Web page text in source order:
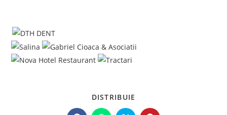
DISTRIBUIE
THIS